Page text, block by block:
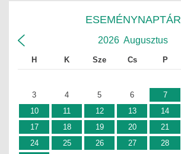
ESEMÉNYNAPTÁR
2026 Augusztus
H K Sze Cs P
3
4 5 6 7
10
11 12 13 14
17
18 19 20 21
24
25 26 27 28